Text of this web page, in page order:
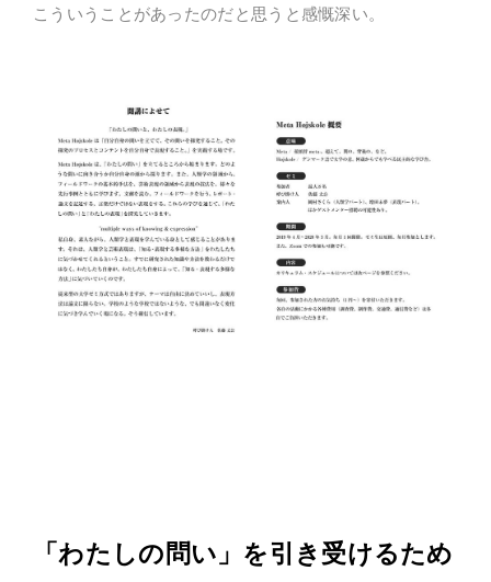
こういうことがあったのだと思うと感慨深い。
「わたしの問い」を引き受けるため